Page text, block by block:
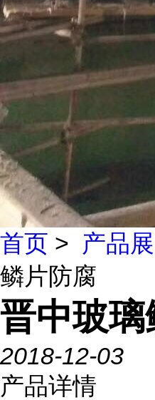
首页 > 产品
鳞片防腐
晋中玻
2018-12-03
产品详情